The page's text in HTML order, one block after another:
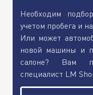
Необходим
учетом пробега и
Или может
новой машины и
салоне? Вам
специалист LM